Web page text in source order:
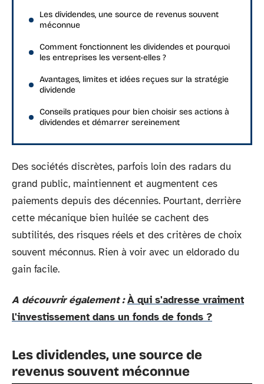
Les dividendes, une source de revenus souvent
méconnue
Comment fonctionnent les dividendes et pourquoi
les entreprises les versent-elles ?
Avantages, limites et idées reçues sur la stratégie
dividende
Conseils pratiques pour bien choisir ses actions à
dividendes et démarrer sereinement
Des sociétés discrètes, parfois loin des radars du
grand public, maintiennent et augmentent ces
paiements depuis des décennies. Pourtant, derrière
cette mécanique bien huilée se cachent des
subtilités, des risques réels et des critères de choix
souvent méconnus. Rien à voir avec un eldorado du
gain facile.
A découvrir également : À qui s'adresse vraiment
l'investissement dans un fonds de fonds ?
Les dividendes, une source de
revenus souvent méconnue